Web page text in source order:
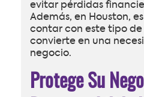
evitar pérdidas
Además, en Houston,
contar con este tipo de
convierte en una
negocio.
Protege Su